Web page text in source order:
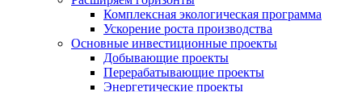
Комплексная экологическая программа
Ускорение роста производства
Основные инвестиционные проекты
Добывающие проекты
Перерабатывающие проекты
Энергетические проекты